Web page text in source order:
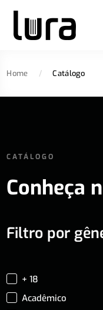
Home / Catálogo
CATÁLOGO
Conheça
Filtro por
+ 18
Acadêmico